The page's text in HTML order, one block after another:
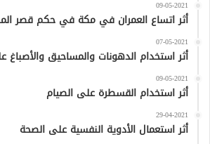
09-05-2021
أثر اتساع العمران في مكة في حكم قصر
07-05-2021
أثر استخدام الدهونات والمساحيق والأصباغ
09-05-2021
أثر استخدام القسطرة على الصيام
29-04-2021
أثر استعمال الأدوية النفسية على الصحة